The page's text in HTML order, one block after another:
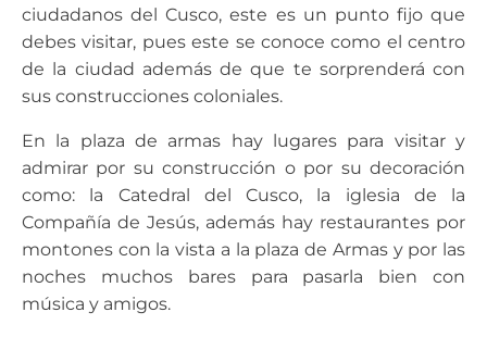
ciudadanos del Cusco, este es un punto fijo que
debes visitar, pues este se conoce como el centro
de la ciudad además de que te sorprenderá con
sus construcciones coloniales.
En la plaza de armas hay lugares para visitar y
admirar por su construcción o por su decoración
como: la Catedral del Cusco, la iglesia de la
Compañía de Jesús, además hay restaurantes por
montones con la vista a la plaza de Armas y por las
noches muchos bares para pasarla bien con
música y amigos.